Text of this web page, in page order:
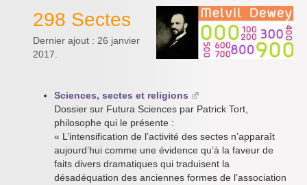
Agenda 2022-2023
Appel à contribution
Qui sommes-nous ?
298 Sectes
Dernier ajout : 26 janvier
2017.
Sciences, sectes et religions
Dossier sur Futura Sciences par Patrick Tort,
philosophe qui le présente :
« L’intensification de l’activité des sectes n’apparaît
aujourd’hui comme une évidence qu’à la faveur de
faits divers dramatiques qui traduisent la
désadéquation des anciennes formes de l’association